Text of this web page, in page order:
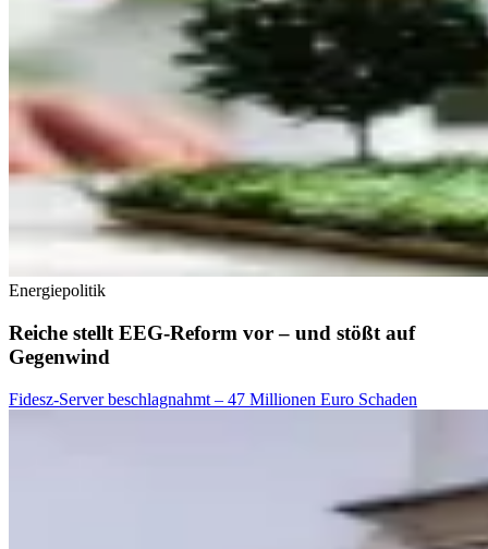
Energiepolitik
Reiche stellt EEG-Reform vor – und stößt auf
Gegenwind
Fidesz-Server beschlagnahmt – 47 Millionen Euro Schaden